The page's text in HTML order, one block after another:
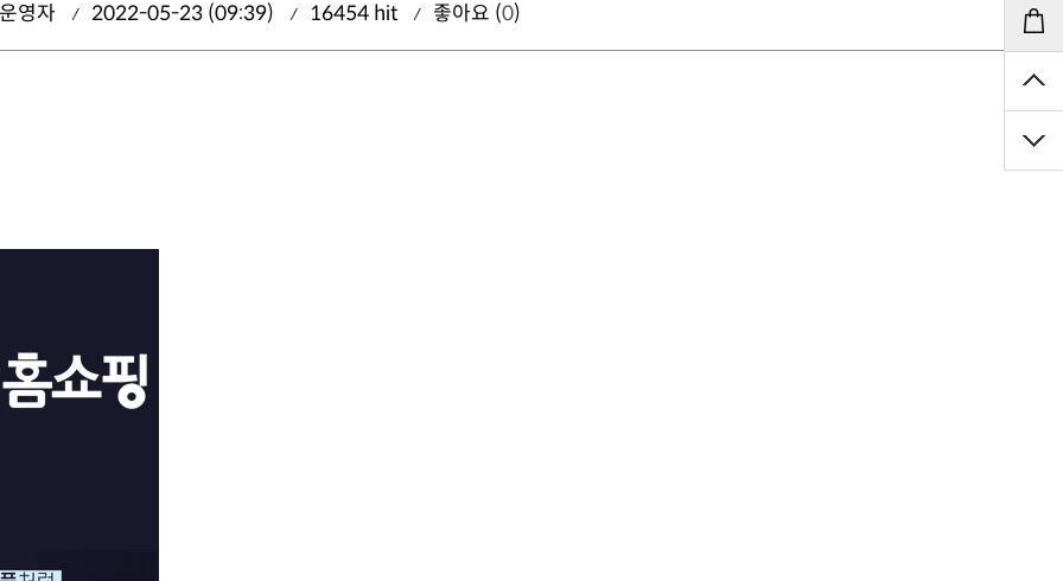
운영자 2022-05-23 (09:39) 16454 hit 좋아요 (0)